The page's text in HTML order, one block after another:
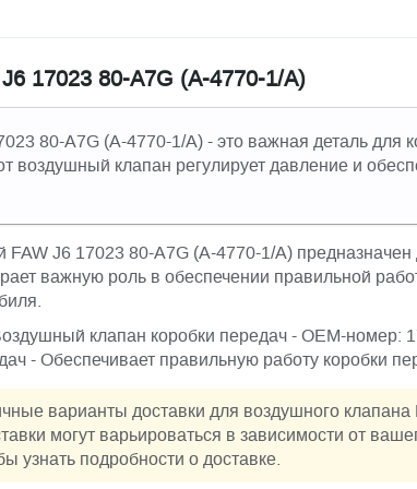
17023 80-A7G (А-4770-1/А)
80-A7G (А-4770-1/А) - это важная деталь для
воздушный клапан регулирует давление и
J6 17023 80-A7G (А-4770-1/А) предназначен
важную роль в обеспечении правильной
клапан коробки передач - OEM-номер:
- Обеспечивает правильную работу коробки
варианты доставки для воздушного
могут варьироваться в зависимости от
узнать подробности о доставке.